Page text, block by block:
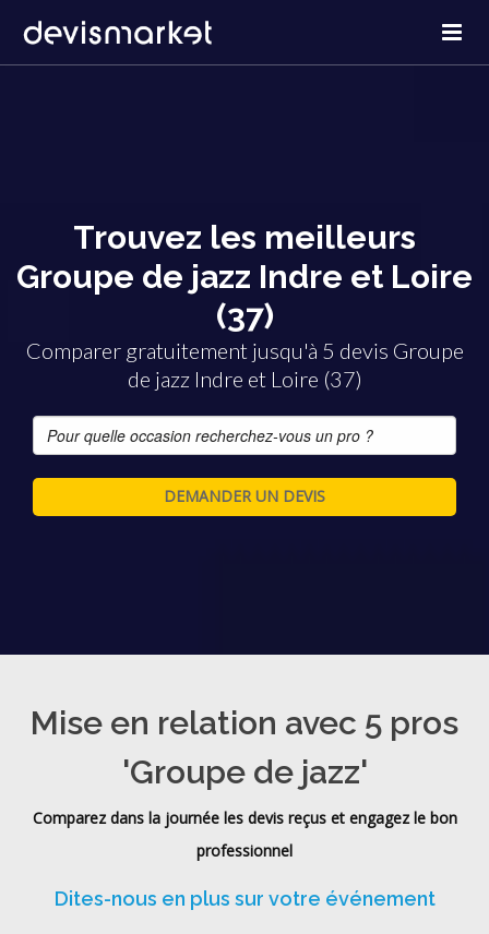
Trouvez les meilleurs
Groupe de jazz Indre et Loire
(37)
Comparer gratuitement jusqu'à 5 devis Groupe
de jazz Indre et Loire (37)
Mise en relation avec 5 pros
'Groupe de jazz'
Comparez dans la journée les devis reçus et engagez le bon
professionnel
Dites-nous en plus sur votre événement